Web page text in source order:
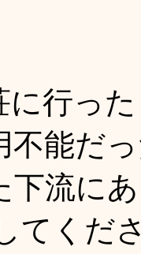
に行っ
不能だ
下流に
てくだ